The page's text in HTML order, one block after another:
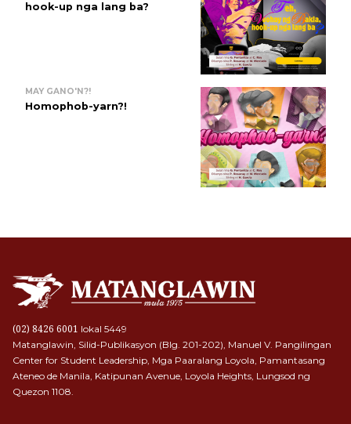
hook-up nga lang ba?
MAY GANO'N?!
Homophob-yarn?!
(02) 8426 6001 lokal 5449
Matanglawin, Silid-Publikasyon (Blg. 201-202), Manuel V. Pangilingan
Center for Student Leadership, Mga Paaralang Loyola, Pamantasang
Ateneo de Manila, Katipunan Avenue, Loyola Heights, Lungsod ng
Quezon 1108.